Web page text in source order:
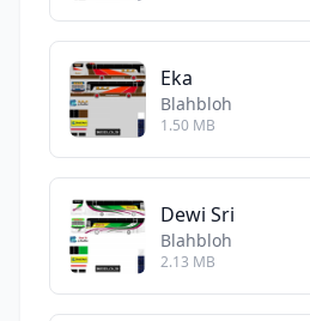
Eka
Blahbloh
1.50 MB
Dewi Sri
Blahbloh
2.13 MB